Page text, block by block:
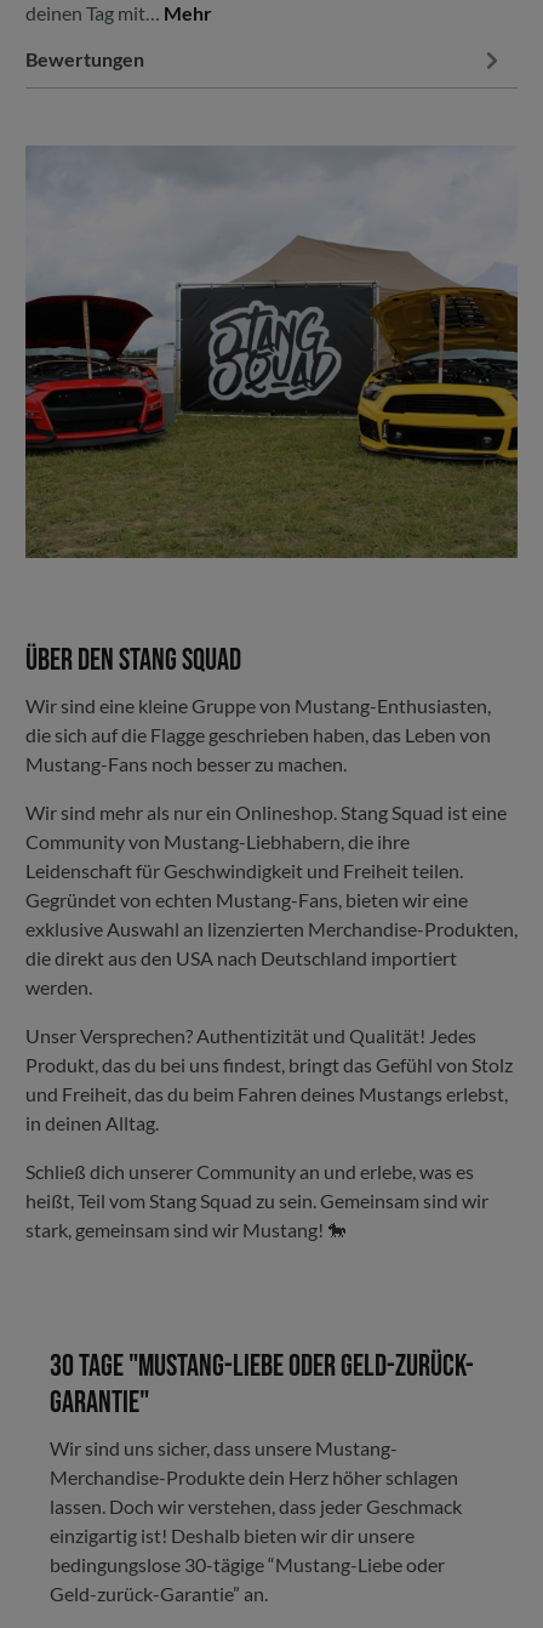
deinen Tag mit… Mehr
Bewertungen
Über den Stang Squad
Wir sind eine kleine Gruppe von Mustang-Enthusiasten,
die sich auf die Flagge geschrieben haben, das Leben von
Mustang-Fans noch besser zu machen.
Wir sind mehr als nur ein Onlineshop. Stang Squad ist eine
Community von Mustang-Liebhabern, die ihre
Leidenschaft für Geschwindigkeit und Freiheit teilen.
Gegründet von echten Mustang-Fans, bieten wir eine
exklusive Auswahl an lizenzierten Merchandise-Produkten,
die direkt aus den USA nach Deutschland importiert
werden.
Unser Versprechen? Authentizität und Qualität! Jedes
Produkt, das du bei uns findest, bringt das Gefühl von Stolz
und Freiheit, das du beim Fahren deines Mustangs erlebst,
in deinen Alltag.
Schließ dich unserer Community an und erlebe, was es
heißt, Teil vom Stang Squad zu sein. Gemeinsam sind wir
stark, gemeinsam sind wir Mustang! 🐎
30 Tage "Mustang-Liebe oder Geld-zurück-
Garantie"
Wir sind uns sicher, dass unsere Mustang-
Merchandise-Produkte dein Herz höher schlagen
lassen. Doch wir verstehen, dass jeder Geschmack
einzigartig ist! Deshalb bieten wir dir unsere
bedingungslose 30-tägige “Mustang-Liebe oder
Geld-zurück-Garantie” an.